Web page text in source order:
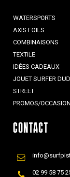
WATERSPORTS
AXIS FOILS
COMBINAISONS
TEXTILE
IDÉES CADEAUX
JOUET SURFER
STREET
PROMOS/
CONTACT
02 99 58 75